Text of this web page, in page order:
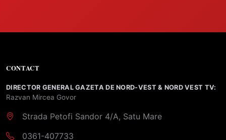
CONTACT
DIRECTOR GENERAL GAZETA DE NORD-VEST & NORD VEST TV:
Razvan Mircea Govor
Strada Petofi Sandor 4/A, Satu Mare
0361-407733